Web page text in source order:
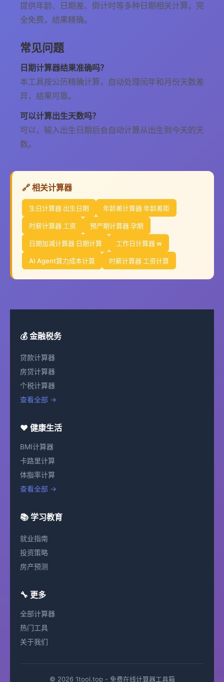
提供年龄、日期差、倒计时等多种日期相关计算。完
全免费，结果精确。
常见问题
日期计算器结果准确吗？
本工具按公历精确计算，自动处理闰年和月份天数差
异，结果可靠。
可以计算出生天数吗？
可以，输入出生日期后会自动计算从出生到今天的天
数。
🔗 相关计算器
生日计算器 出生日期 年龄差计算器 年龄差距
时薪计算器 工资 预产期计算器 孕期
日期加减计算器 日期计算 工作日计算器 w
AI Agent算力成本计算 时薪计算器 工资计算
💰 金融税务
贷款计算器
房贷计算器
个税计算器
查看全部 →
❤️ 健康生活
BMI计算器
卡路里计算
体脂率计算
查看全部 →
📚 学习教育
就业指南
投资策略
房产预测
🔧 更多
全部计算器
热门工具
关于我们
© 2026 1tool.top - 免费在线计算器工具箱